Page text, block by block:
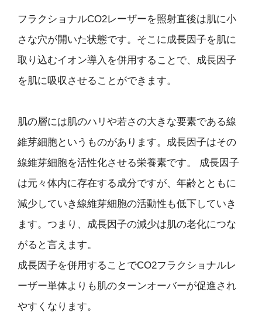
フラクショナルCO2レーザーを照射直後は肌に小
さな穴が開いた状態です。そこに成長因子を肌に
取り込むイオン導入を併用することで、成長因子
を肌に吸収させることができます。
肌の層には肌のハリや若さの大きな要素である線
維芽細胞というものがあります。成長因子はその
線維芽細胞を活性化させる栄養素です。 成長因子
は元々体内に存在する成分ですが、年齢とともに
減少していき線維芽細胞の活動性も低下していき
ます。つまり、成長因子の減少は肌の老化につな
がると言えます。
成長因子を併用することでCO2フラクショナルレ
ーザー単体よりも肌のターンオーバーが促進され
やすくなります。